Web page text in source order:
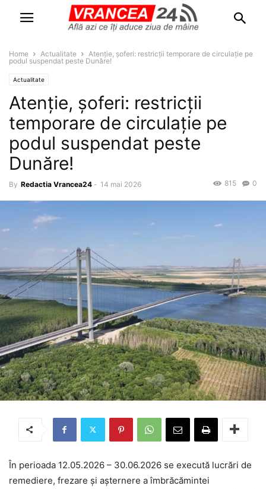
Home Actualitate
Atenție, șoferi: restricții temporare de circulație pe
podul suspendat peste Dunăre!
Actualitate
Atenție, șoferi: restricții
temporare de circulație pe
podul suspendat peste
Dunăre!
By Redactia Vrancea24 - 14 mai 2026 0
815
În perioada 12.05.2026 – 30.06.2026 se execută lucrări de
remediere, frezare și așternere a îmbrăcămintei